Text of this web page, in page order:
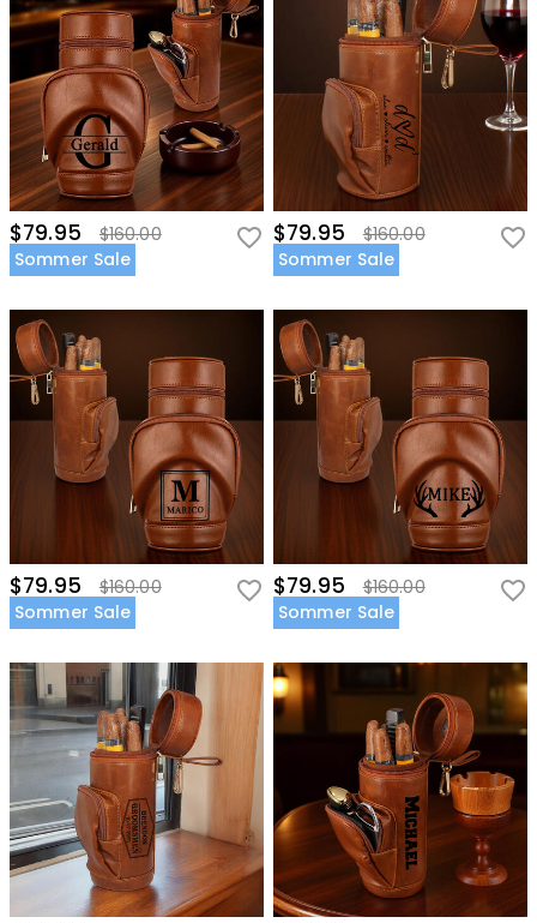
$79.95
$160.00
Sommer Sale
$79.95
$160.00
Sommer Sale
$79.95
$160.00
Sommer Sale
$79.95
$160.00
Sommer Sale